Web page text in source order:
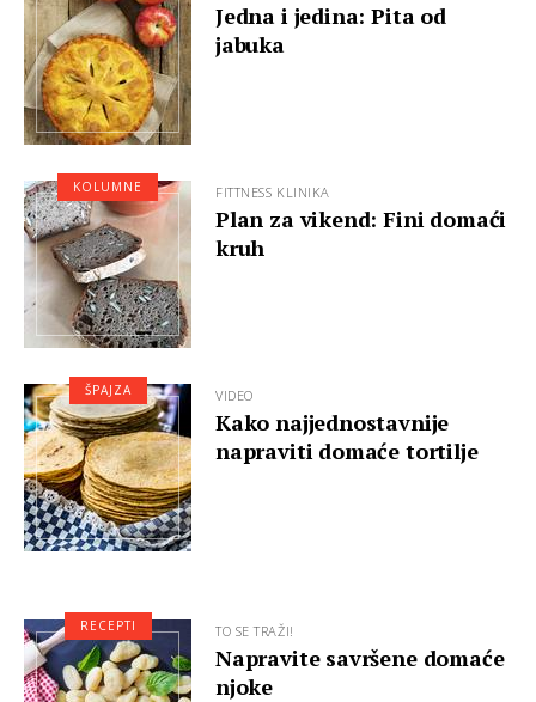
Jedna i jedina: Pita od
jabuka
FITTNESS KLINIKA
Plan za vikend: Fini domaći
kruh
KOLUMNE
VIDEO
Kako najjednostavnije
napraviti domaće tortilje
ŠPAJZA
TO SE TRAŽI!
Napravite savršene domaće
njoke
RECEPTI